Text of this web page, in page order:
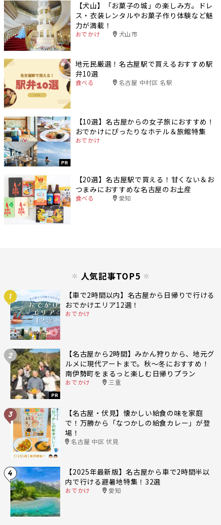
【犬山】「お菓子の城」の楽しみ方。ドレ
ス・衣装レンタルやお菓子作り体験など魅
力が満載！
おでかけ 犬山市
地元民厳選！名古屋駅で買えるおすすめ駅
弁10選
食べる 名古屋 中村区 名駅
PR
【10選】名古屋からの女子旅におすすめ！
おでかけにぴったりなホテル＆旅館特集
おでかけ
【20選】名古屋駅で買える！甘くない＆お
つまみにおすすめな名古屋のお土産
食べる 愛知
人気記事TOP5
1
【車で2時間以内】名古屋から日帰りで行ける
おでかけエリア12選！
おでかけ
2
PR
【名古屋から2時間】みかん狩りから、地元グ
ルメに現代アートまで。秋〜冬におすすめ！
南伊勢町をまるっと楽しむ日帰りプラン
おでかけ 三重
3
【名古屋・伏見】懐かしい給食の味を家庭
で！万勝から「なつかしの給食カレー」が登
場！
名古屋 中区 伏見
4
【2025年最新版】名古屋から車で2時間半以
内で行ける避暑地特集！32選
おでかけ 愛知